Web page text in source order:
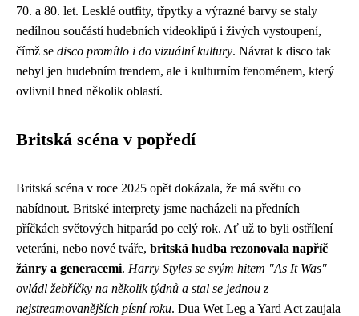
70. a 80. let. Lesklé outfity, třpytky a výrazné barvy se staly
nedílnou součástí hudebních videoklipů i živých vystoupení,
čímž se disco promítlo i do vizuální kultury. Návrat k disco tak
nebyl jen hudebním trendem, ale i kulturním fenoménem, který
ovlivnil hned několik oblastí.
Britská scéna v popředí
Britská scéna v roce 2025 opět dokázala, že má světu co
nabídnout. Britské interprety jsme nacházeli na předních
příčkách světových hitparád po celý rok. Ať už to byli ostřílení
veteráni, nebo nové tváře, britská hudba rezonovala napříč
žánry a generacemi. Harry Styles se svým hitem "As It Was"
ovládl žebříčky na několik týdnů a stal se jednou z
nejstreamovanějších písní roku. Dua Wet Leg a Yard Act zaujala